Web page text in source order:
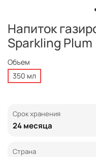
Напиток
Sparkling Plum
Объем
350 мл
Срок хранения
24 месяца
Страна